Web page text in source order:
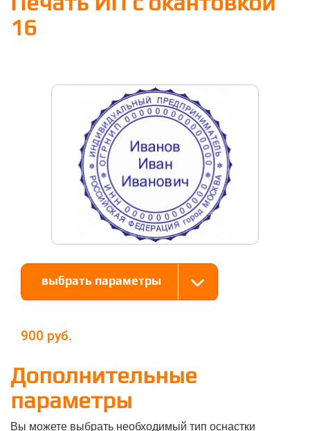
16
выбрать параметры
900
Дополнительные
параметры
Вы можете выбрать необходимый тип оснастки